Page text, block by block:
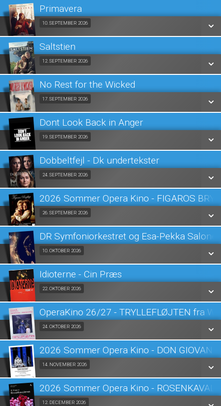
SE ALLE DAGE
LÆS MERE
Primavera
10. SEPTEMBER 2026
SE ALLE DAGE
LÆS MERE
Saltstien
12. SEPTEMBER 2026
SE ALLE DAGE
LÆS MERE
No Rest for the Wicked
17. SEPTEMBER 2026
SE ALLE DAGE
LÆS MERE
Dont Look Back in Anger
19. SEPTEMBER 2026
SE ALLE DAGE
LÆS MERE
Dobbeltfejl - Dk undertekster
24. SEPTEMBER 2026
SE ALLE DAGE
LÆS MERE
2026 Sommer Opera Kino - FIGAROS
26. SEPTEMBER 2026
SE ALLE DAGE
LÆS MERE
DR Symfoniorkestret og Esa-Pekka
10. OKTOBER 2026
SE ALLE DAGE
LÆS MERE
Idioterne - Cin Præs
22. OKTOBER 2026
SE ALLE DAGE
LÆS MERE
OperaKino 26/27 - TRYLLEFLØJTEN fra
24. OKTOBER 2026
SE ALLE DAGE
LÆS MERE
2026 Sommer Opera Kino - DON
14. NOVEMBER 2026
SE ALLE DAGE
2026 Sommer Opera Kino -
12. DECEMBER 2026